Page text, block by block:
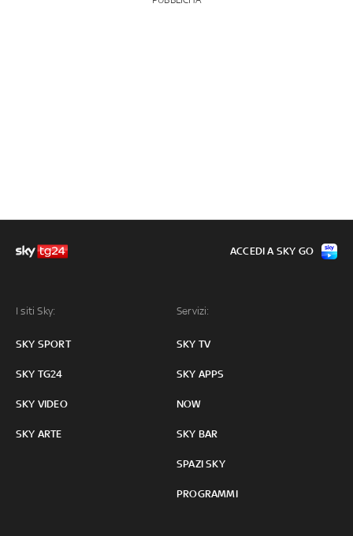
I siti Sky:
SKY SPORT
SKY TG24
SKY VIDEO
SKY ARTE
Servizi:
SKY TV
SKY APPS
NOW
SKY BAR
SPAZI SKY
PROGRAMMI
ACCEDI A SKY GO